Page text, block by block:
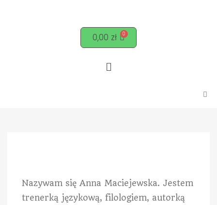
0,00 zł
Nazywam się Anna Maciejewska. Jestem
trenerką językową, filologiem, autorką